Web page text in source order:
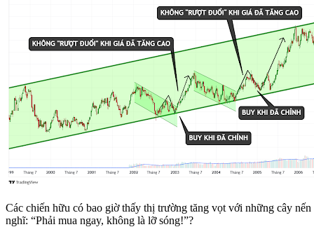
Các chiến hữu có bao giờ thấy thị trường tăng vọt với những cây nến
nghĩ: “Phải mua ngay, không là lỡ sóng!”?